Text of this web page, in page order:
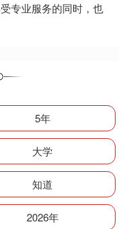
专业服务的同时，也
5年
大学
知道
2026年